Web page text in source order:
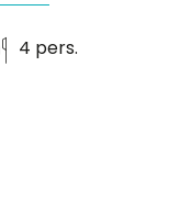
4 pers.